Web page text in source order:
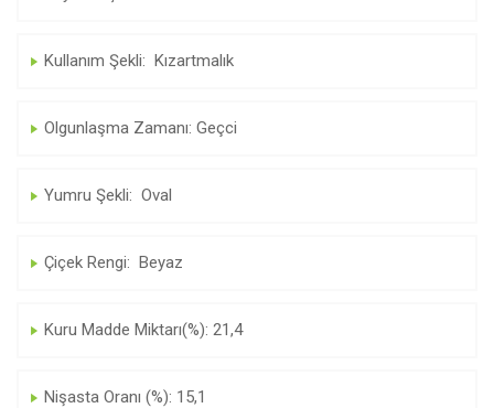
Kullanım Şekli: Kızartmalık
Olgunlaşma Zamanı: Geçci
Yumru Şekli: Oval
Çiçek Rengi: Beyaz
Kuru Madde Miktarı(%): 21,4
Nişasta Oranı (%): 15,1